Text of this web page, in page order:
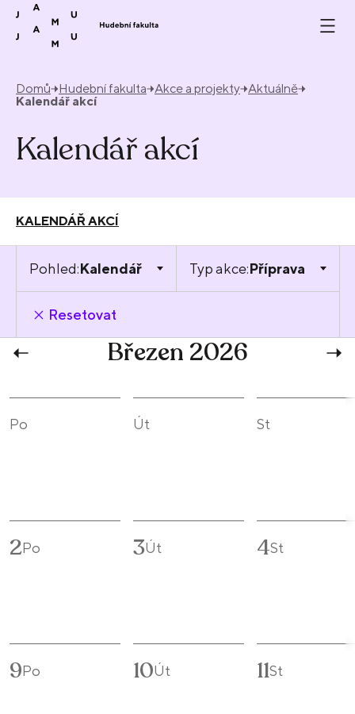
Přeskočit na obsah
Domů Hudební fakulta Akce a projekty Aktuálně
Kalendář akcí
Kalendář akcí
KALENDÁŘ AKCÍ
Pohled:Kalendář Typ akce:Příprava
Resetovat
Březen 2026
Po Út St
2Po 3Út 4St
9Po 10Út 11St